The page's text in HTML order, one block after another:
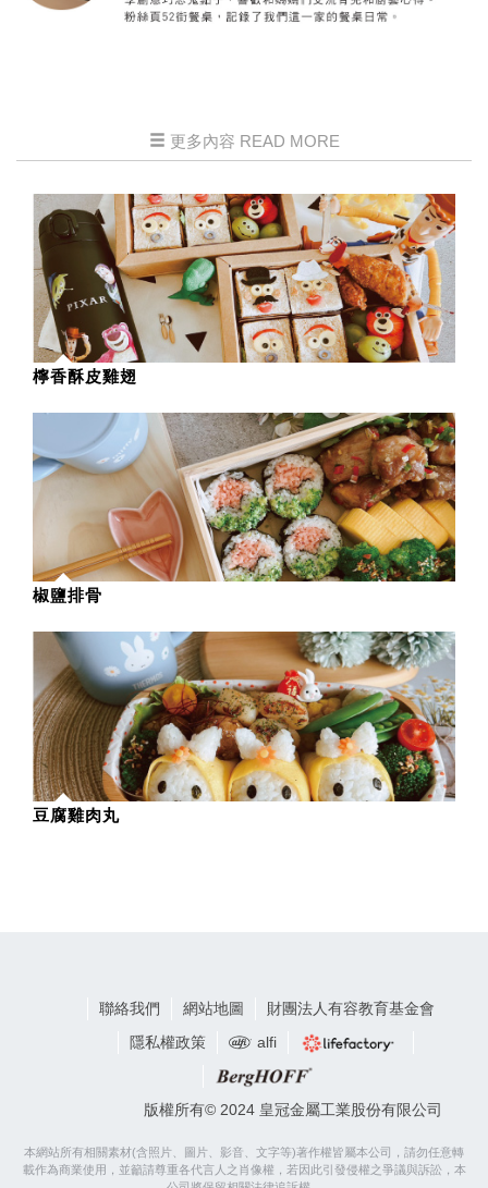
更多內容 READ MORE
檸香酥皮雞翅
椒鹽排骨
豆腐雞肉丸
聯絡我們 網站地圖
財團法人有容教育基金會
隱私權政策
alfi
版權所有© 2024 皇冠金屬工業股份有限公司
本網站所有相關素材(含照片、圖片、影音、文字等)著作權皆屬本公司，請勿任意轉
載作為商業使用，並籲請尊重各代言人之肖像權，若因此引發侵權之爭議與訴訟，本